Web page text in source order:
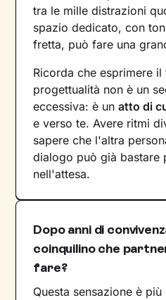
tra le mille distrazioni
spazio dedicato, con
fretta, può fare una
Ricorda che esprimere
progettualità non è un
eccessiva: è unatto di
e verso te. Avere ritmi
sapere che l'altra
dialogo può già bastare
nell'attesa.
Dopo anni di
coinquilino che
fare?
Questa sensazione è